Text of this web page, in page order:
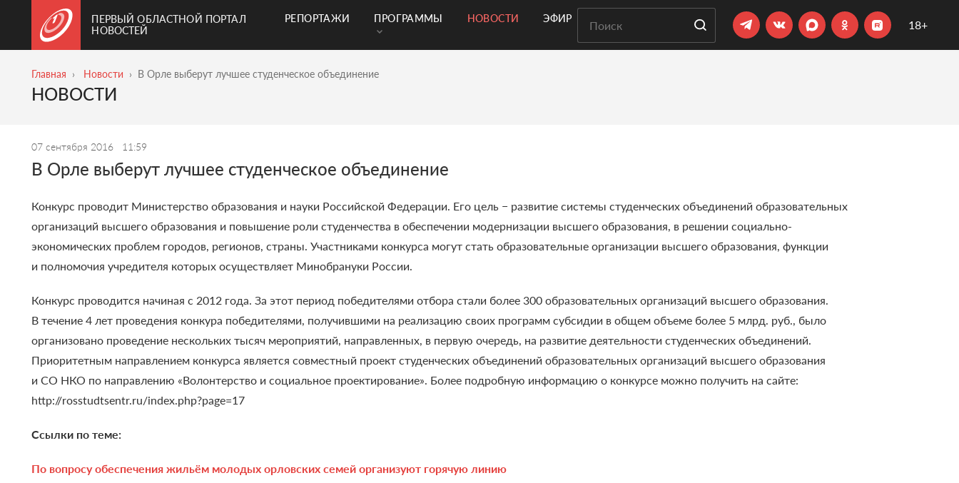
ПЕРВЫЙ ОБЛАСТНОЙ ПОРТАЛ
НОВОСТЕЙ
РЕПОРТАЖИ ПРОГРАММЫ НОВОСТИ ЭФИР 18+
Главная Новости В Орле выберут лучшее студенческое объединение
НОВОСТИ
07 сентября 2016 11:59
В Орле выберут лучшее студенческое объединение
Конкурс проводит Министерство образования и науки Российской Федерации. Его цель − развитие системы студенческих объединений образовательных
организаций высшего образования и повышение роли студенчества в обеспечении модернизации высшего образования, в решении социально-
экономических проблем городов, регионов, страны.Участниками конкурса могут стать образовательные организации высшего образования, функции
и полномочия учредителя которых осуществляет Минобрануки России.
Конкурс проводится начиная с 2012 года. За этот период победителями отбора стали более 300 образовательных организаций высшего образования.
В течение 4 лет проведения конкура победителями, получившими на реализацию своих программ субсидии в общем объеме более 5 млрд. руб., было
организовано проведение нескольких тысяч мероприятий, направленных, в первую очередь, на развитие деятельности студенческих объединений.
Приоритетным направлением конкурса является совместный проект студенческих объединений образовательных организаций высшего образования
и СО НКО по направлению «Волонтерство и социальное проектирование». Более подробную информацию о конкурсе можно получить на сайте:
http://rosstudtsentr.ru/index.php?page=17
Ссылки по теме:
По вопросу обеспечения жильём молодых орловских семей организуют горячую линию